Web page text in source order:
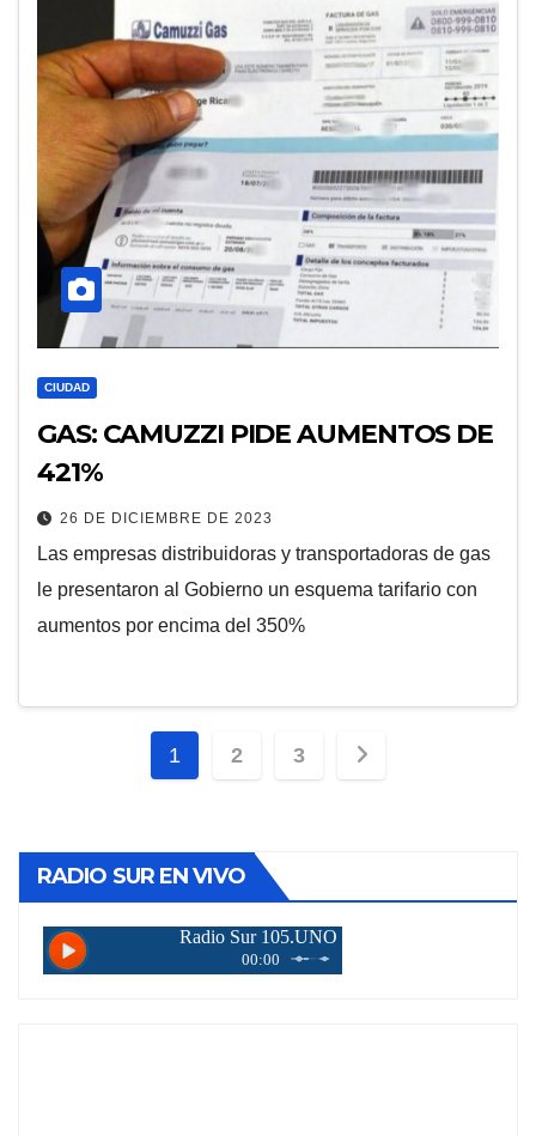
CIUDAD
GAS: CAMUZZI PIDE AUMENTOS DE
421%
26 DE DICIEMBRE DE 2023
Las empresas distribuidoras y transportadoras de gas
le presentaron al Gobierno un esquema tarifario con
aumentos por encima del 350%
Paginación
entradas
1 2 3
RADIO SUR EN VIVO